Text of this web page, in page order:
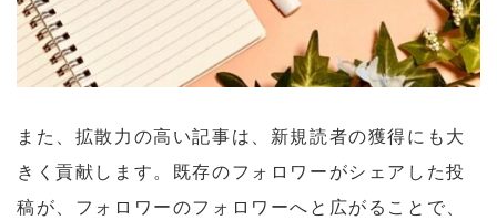
また、拡散力の高い記事は、新規読者の獲得にも大
きく貢献します。既存のフォロワーがシェアした投
稿が、フォロワーのフォロワーへと広がることで、